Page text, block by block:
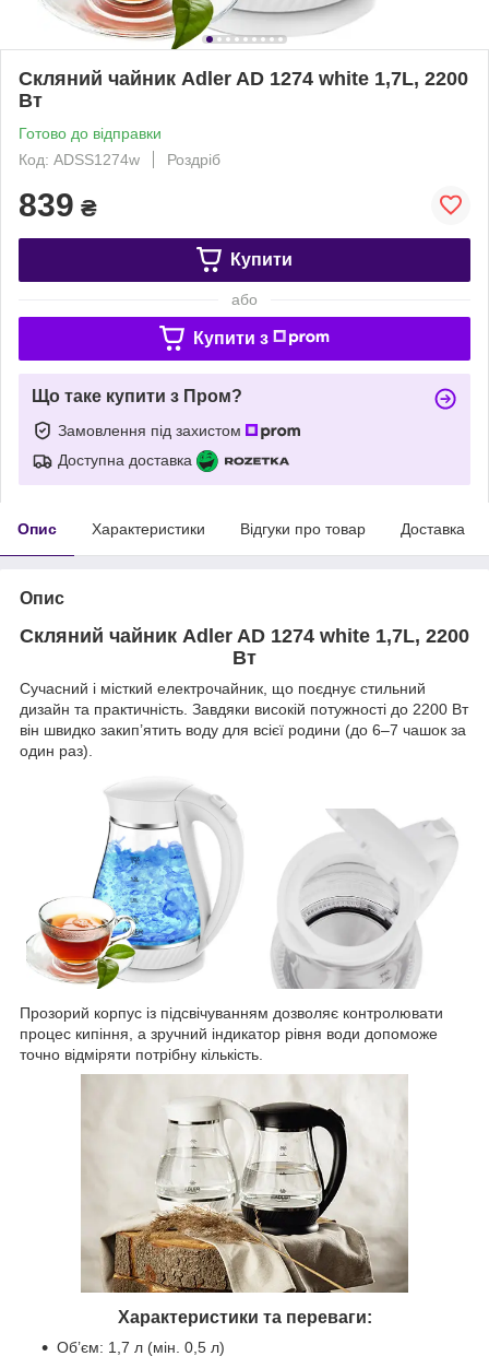
Скляний чайник Adler AD 1274 white 1,7L, 2200
Вт
Готово до відправки
Код: ADSS1274w
Роздріб
839 ₴
Купити
або
Купити з
Що таке купити з Пром?
Замовлення під захистом
Доступна доставка
Опис Характеристики Відгуки про товар Доставка
Опис
Скляний чайник Adler AD 1274 white 1,7L, 2200
Вт
Сучасний і місткий електрочайник, що поєднує стильний
дизайн та практичність. Завдяки високій потужності до 2200 Вт
він швидко закип’ятить воду для всієї родини (до 6–7 чашок за
один раз).
Прозорий корпус із підсвічуванням дозволяє контролювати
процес кипіння, а зручний індикатор рівня води допоможе
точно відміряти потрібну кількість.
Характеристики та переваги:
Об’єм: 1,7 л (мін. 0,5 л)